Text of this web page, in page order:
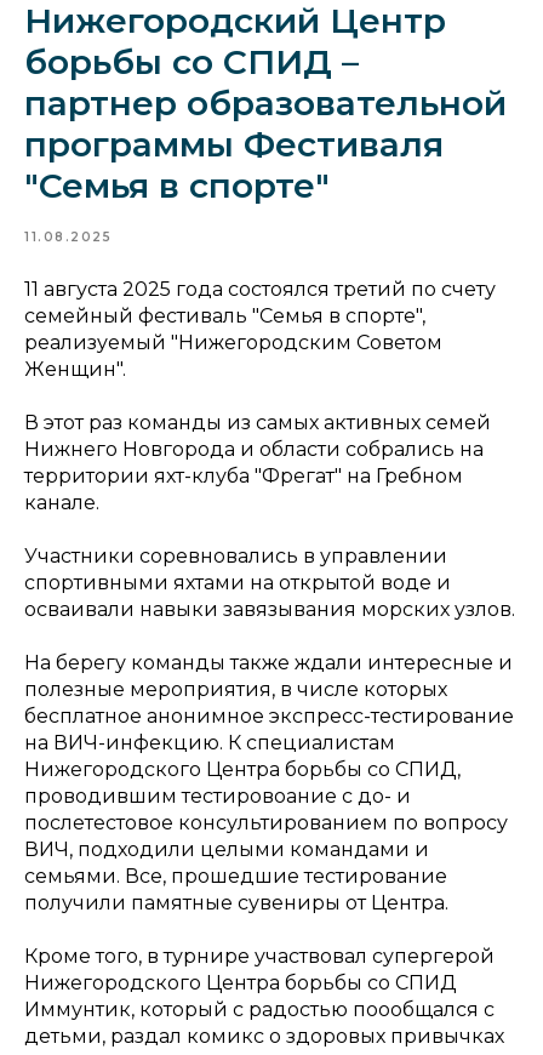
Нижегородский Центр
борьбы со СПИД –
партнер образовательной
программы Фестиваля
"Семья в спорте"
11.08.2025
11 августа 2025 года состоялся третий по счету
семейный фестиваль "Семья в спорте",
реализуемый "Нижегородским Советом
Женщин".
В этот раз команды из самых активных семей
Нижнего Новгорода и области собрались на
территории яхт-клуба "Фрегат" на Гребном
канале.
Участники соревновались в управлении
спортивными яхтами на открытой воде и
осваивали навыки завязывания морских узлов.
На берегу команды также ждали интересные и
полезные мероприятия, в числе которых
бесплатное анонимное экспресс-тестирование
на ВИЧ-инфекцию. К специалистам
Нижегородского Центра борьбы со СПИД,
проводившим тестировоание с до- и
послетестовое консультированием по вопросу
ВИЧ, подходили целыми командами и
семьями. Все, прошедшие тестирование
получили памятные сувениры от Центра.
Кроме того, в турнире участвовал супергерой
Нижегородского Центра борьбы со СПИД
Иммунтик, который с радостью поообщался с
детьми, раздал комикс о здоровых привычках